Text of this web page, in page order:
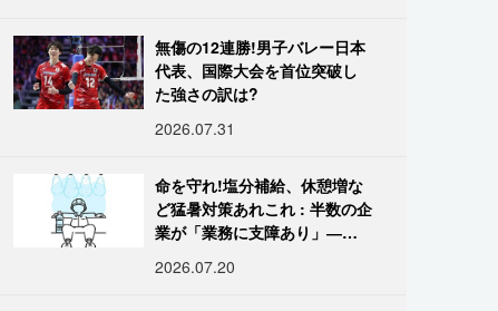
無傷の12連勝!男子バレー日本
代表、国際大会を首位突破し
た強さの訳は?
2026.07.31
命を守れ!塩分補給、休憩増な
ど猛暑対策あれこれ : 半数の企
業が「業務に支障あり」―帝
2026.07.20